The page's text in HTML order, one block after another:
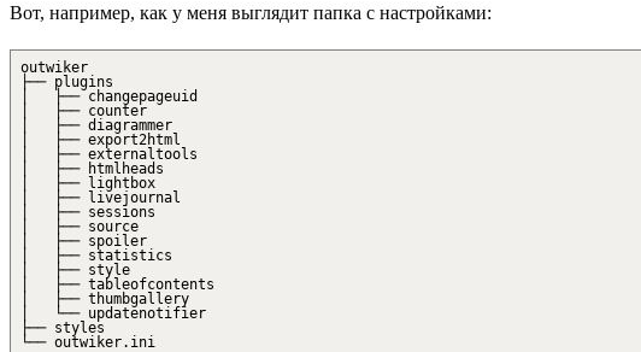
Вот, например, как у меня выглядит папка с настройками:
outwiker
├── plugins
│ ├── changepageuid
│ ├── counter
│ ├── diagrammer
│ ├── export2html
│ ├── externaltools
│ ├── htmlheads
│ ├── lightbox
│ ├── livejournal
│ ├── sessions
│ ├── source
│ ├── spoiler
│ ├── statistics
│ ├── style
│ ├── tableofcontents
│ ├── thumbgallery
│ └── updatenotifier
├── styles
└── outwiker.ini